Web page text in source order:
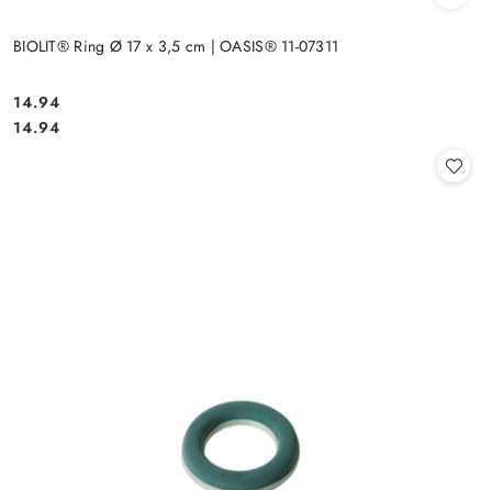
BIOLIT® Ring Ø 17 x 3,5 cm | OASIS® 11-07311
Cena:
14.94
Cena:
14.94